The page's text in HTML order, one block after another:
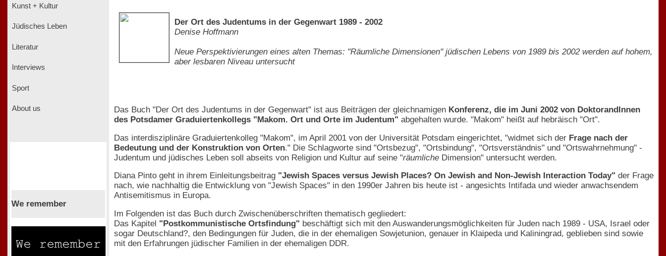
Kunst + Kultur
Jüdisches Leben
Literatur
Interviews
Sport
About us
We remember
Der Ort des Judentums in der Gegenwart 1989 - 2002
Denise Hoffmann
Neue Perspektivierungen eines alten Themas: "Räumliche Dimensionen" jüdischen Lebens von 1989 bis 2002 werden auf hohem,
aber lesbaren Niveau untersucht
Das Buch "Der Ort des Judentums in der Gegenwart" ist aus Beiträgen der gleichnamigen Konferenz, die im Juni 2002 von DoktorandInnen
des Potsdamer Graduiertenkollegs "Makom. Ort und Orte im Judentum" abgehalten wurde. "Makom" heißt auf hebräisch "Ort".
Das interdisziplinäre Graduiertenkolleg "Makom", im April 2001 von der Universität Potsdam eingerichtet, "widmet sich der Frage nach der
Bedeutung und der Konstruktion von Orten." Die Schlagworte sind "Ortsbezug", "Ortsbindung", "Ortsverständnis" und "Ortswahrnehmung" -
Judentum und jüdisches Leben soll abseits von Religion und Kultur auf seine "räumliche Dimension" untersucht werden.
Diana Pinto geht in ihrem Einleitungsbeitrag "Jewish Spaces versus Jewish Places? On Jewish and Non-Jewish Interaction Today" der Frage
nach, wie nachhaltig die Entwicklung von "Jewish Spaces" in den 1990er Jahren bis heute ist - angesichts Intifada und wieder anwachsendem
Antisemitismus in Europa.
Im Folgenden ist das Buch durch Zwischenüberschriften thematisch gegliedert:
Das Kapitel "Postkommunistische Ortsfindung" beschäftigt sich mit den Auswanderungsmöglichkeiten für Juden nach 1989 - USA, Israel oder
sogar Deutschland?, den Bedingungen für Juden, die in der ehemaligen Sowjetunion, genauer in Klaipeda und Kaliningrad, geblieben sind sowie
mit den Erfahrungen jüdischer Familien in der ehemaligen DDR.